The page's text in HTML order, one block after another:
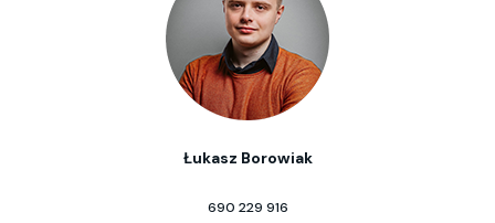
Łukasz Borowiak
690 229 916